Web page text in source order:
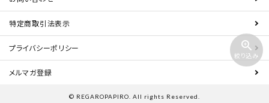
zoom_in
絞り込み
特定商取引法表示
プライバシーポリシー
メルマガ登録
© REGAROPAPIRO. All rights Reserved.